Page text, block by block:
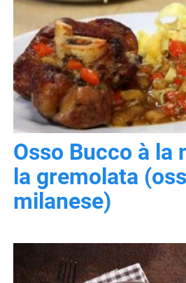
Osso Bucco à la
la gremolata
milanese)